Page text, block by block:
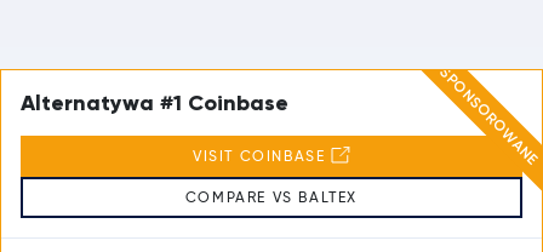
SPONSOROWANE
Alternatywa #1 Coinbase
VISIT COINBASE
COMPARE VS BALTEX